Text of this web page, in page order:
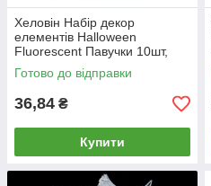
Хеловін Набір декор
елементів Halloween
Fluorescent Павучки 10шт,
світятся у темряві №653/23-
110
Готово до відправки
36,84 ₴
Купити